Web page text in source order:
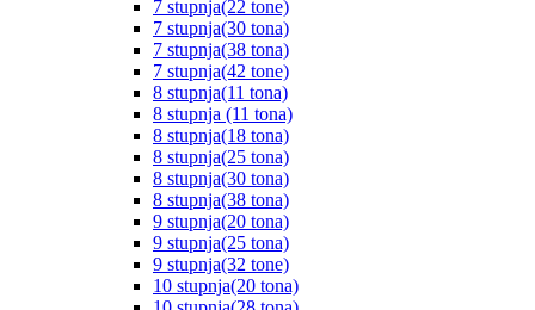
7 stupnja(22 tone)
7 stupnja(30 tona)
7 stupnja(38 tona)
7 stupnja(42 tone)
8 stupnja(11 tona)
8 stupnja (11 tona)
8 stupnja(18 tona)
8 stupnja(25 tona)
8 stupnja(30 tona)
8 stupnja(38 tona)
9 stupnja(20 tona)
9 stupnja(25 tona)
9 stupnja(32 tone)
10 stupnja(20 tona)